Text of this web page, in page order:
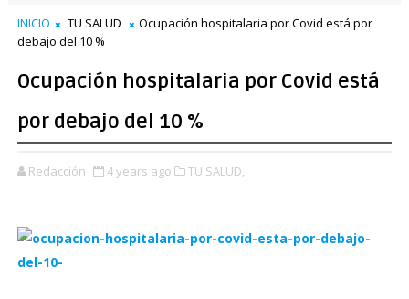
INICIO TU SALUD
Ocupación hospitalaria por Covid está por
debajo del 10 %
Ocupación hospitalaria por Covid está
por debajo del 10 %
Redacción 4 years ago TU SALUD,